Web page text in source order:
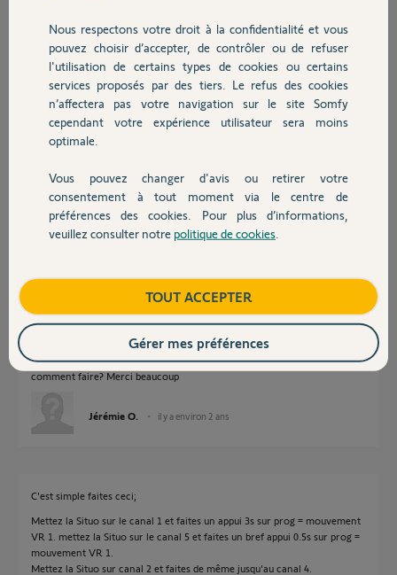
Chauffage
Autres produits
Devis avec un pro
Contact
Jérémie O.
il y a environ 2 ans
Participer au fil de discussion
Réponses
Mais avez-vous affecté les VR sur le canal groupe ? Il ne suffit pas de les
affecter sur leur canal dédié.
Bonne journée à vous
Anonyme il y a environ 2 ans
Bonjour, effectivement je n’ai pas fait cela. Pouvez-vous me dire
comment faire? Merci beaucoup
Jérémie O. il y a environ 2 ans
C'est simple faites ceci;
Mettez la Situo sur le canal 1 et faites un appui 3s sur prog = mouvement
VR 1. mettez la Situo sur le canal 5 et faites un bref appui 0.5s sur prog =
mouvement VR 1.
Mettez la Situo sur canal 2 et faites de même jusqu'au canal 4.
Nous respectons votre droit à la confidentialité et vous
pouvez choisir d’accepter, de contrôler ou de refuser
l'utilisation de certains types de cookies ou certains
services proposés par des tiers. Le refus des cookies
n’affectera pas votre navigation sur le site Somfy
cependant votre expérience utilisateur sera moins
optimale.
Vous pouvez changer d'avis ou retirer votre
consentement à tout moment via le centre de
préférences des cookies. Pour plus d’informations,
veuillez consulter notre politique de cookies
TOUT ACCEPTER
Gérer mes préférences